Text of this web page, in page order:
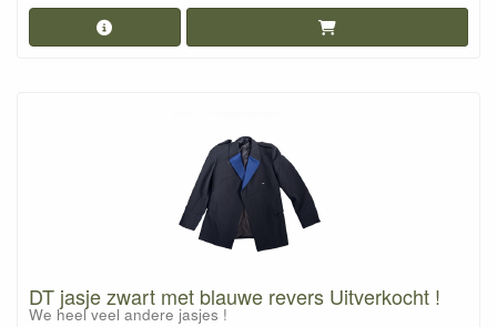
DT jasje zwart met blauwe revers Uitverkocht !
We heel veel andere jasjes !